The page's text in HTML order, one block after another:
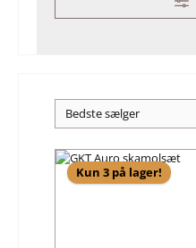
Kun 3 på lager!